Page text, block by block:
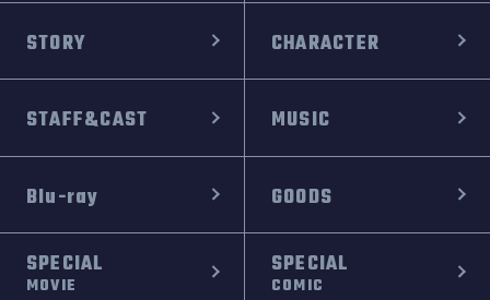
STORY CHARACTER
STAFF&CAST MUSIC
Blu-ray GOODS
SPECIAL
MOVIE
SPECIAL
COMIC